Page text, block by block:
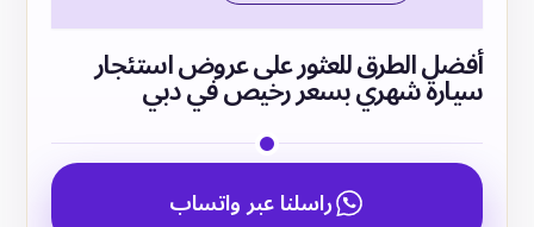
أفضل الطرق للعثور على عروض استئجار
سيارة شهري بسعر رخيص في دبي
راسلنا عبر واتساب